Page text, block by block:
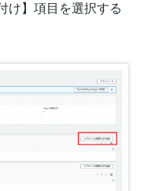
け】項目を選択する